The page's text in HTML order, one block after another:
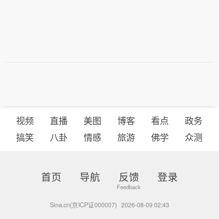
视频 直播 美图 博客 看点
政务
搞笑
八卦 情感 旅游 佛学 众测
首页 导航 反馈 登录
Sina.cn(京ICP证000007) 2026-08-09 02:43